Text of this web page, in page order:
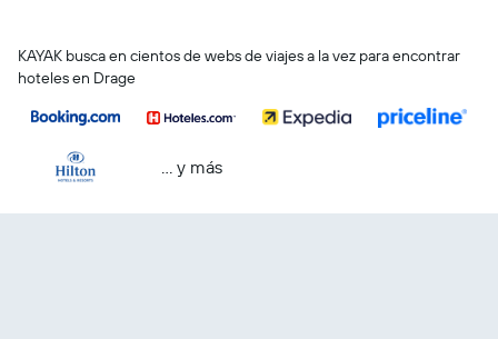
KAYAK busca en cientos de webs de viajes a la vez para encontrar
hoteles en Drage
… y más